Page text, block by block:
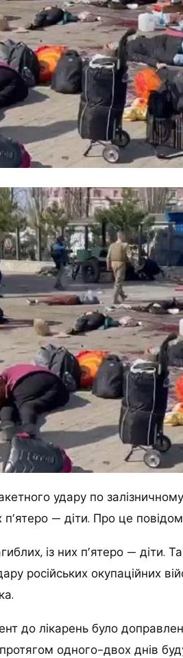
удару по
— діти. Про це
із них п’ятеро — діти.
російських окупаційних
до лікарень було
одного-двох днів